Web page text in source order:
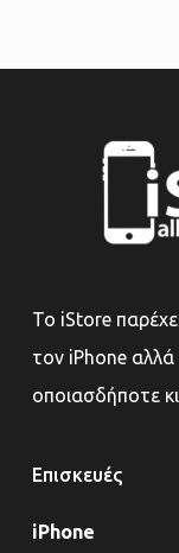
Το iStore
τον iPhone
οποιασδήποτε
Επισκευές
iPhone